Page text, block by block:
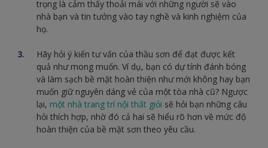
trọng là cảm thấy thoải mái với những người sẽ vào
nhà bạn và tin tưởng vào tay nghề và kinh nghiệm của
họ.
Hãy hỏi ý kiến tư vấn của thầu sơn để đạt được kết
quả như mong muốn. Ví dụ, bạn có dự tính đánh bóng
và làm sạch bề mặt hoàn thiện như mới không hay bạn
muốn giữ nguyên dáng vẻ của một tòa nhà cũ? Ngược
lại, một nhà trang trí nội thất giỏi sẽ hỏi bạn những câu
hỏi thích hợp, nhờ đó cả hai sẽ hiểu rõ hơn về mức độ
hoàn thiện của bề mặt sơn theo yêu cầu.